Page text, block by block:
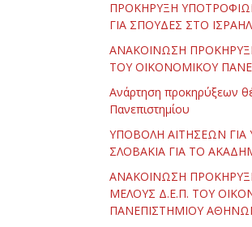
ΠΡΟΚΗΡΥΞΗ
ΓΙΑ ΣΠΟΥΔΕΣ ΣΤΟ ΙΣΡΑΗΛ
ΑΝΑΚΟΙΝΩΣΗ
ΤΟΥ ΟΙΚΟΝΟΜΙΚΟΥ
Ανάρτηση προκηρύξεων
Πανεπιστημίου
ΥΠΟΒΟΛΗ ΑΙΤΗΣΕΩΝ ΓΙΑ
ΣΛΟΒΑΚΙΑ ΓΙΑ ΤΟ
ΑΝΑΚΟΙΝΩΣΗ
ΜΕΛΟΥΣ Δ.Ε.Π. ΤΟΥ
ΠΑΝΕΠΙΣΤΗΜΙΟΥ